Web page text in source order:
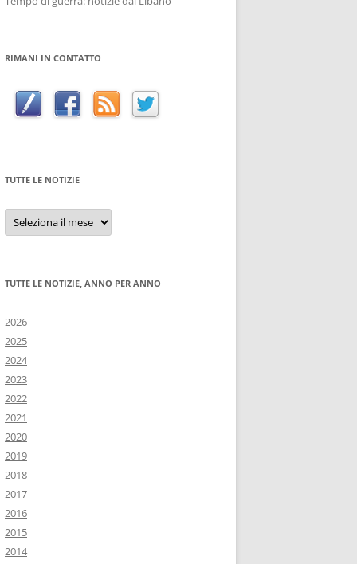
RIMANI IN CONTATTO
TUTTE LE NOTIZIE
Tutte
notizie
TUTTE LE NOTIZIE, ANNO PER ANNO
2026
2025
2024
2023
2022
2021
2020
2019
2018
2017
2016
2015
2014